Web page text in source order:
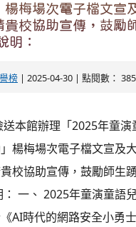
楊梅場次電子檔文宣
貴校協助宣傳，鼓勵
明：
榜 | 2025-04-30 | 點閱數： 385
送本館辦理「2025年童演
楊梅場次電子檔文宣及
校協助宣傳，鼓勵師生
： 一、 2025年童演童語
AI時代的網路安全小勇